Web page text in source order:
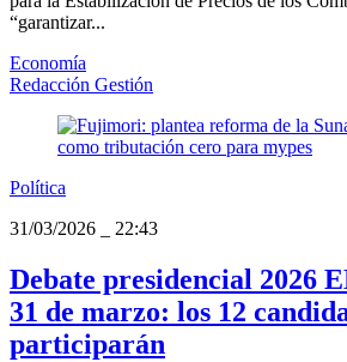
“garantizar...
Economía
Redacción Gestión
Política
31/03/2026
22:43
Debate presidencial 2026
31 de marzo: los 12
participarán